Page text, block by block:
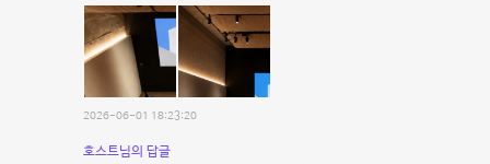
2026-06-01 18:23:20
호스트님의 답글